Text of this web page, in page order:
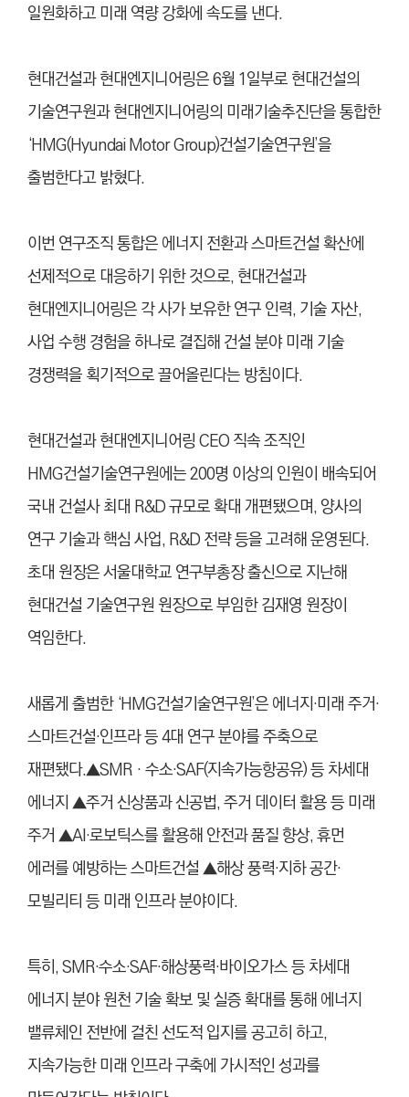
일원화하고 미래 역량 강화에 속도를 낸다.
현대건설과 현대엔지니어링은 6월 1일부로 현대건설의
기술연구원과 현대엔지니어링의 미래기술추진단을 통합한
‘HMG(Hyundai Motor Group)건설기술연구원’을
출범한다고 밝혔다.
이번 연구조직 통합은 에너지 전환과 스마트건설 확산에
선제적으로 대응하기 위한 것으로, 현대건설과
현대엔지니어링은 각 사가 보유한 연구 인력, 기술 자산,
사업 수행 경험을 하나로 결집해 건설 분야 미래 기술
경쟁력을 획기적으로 끌어올린다는 방침이다.
현대건설과 현대엔지니어링 CEO 직속 조직인
HMG건설기술연구원에는 200명 이상의 인원이 배속되어
국내 건설사 최대 R&D 규모로 확대 개편됐으며, 양사의
연구 기술과 핵심 사업, R&D 전략 등을 고려해 운영된다.
초대 원장은 서울대학교 연구부총장 출신으로 지난해
현대건설 기술연구원 원장으로 부임한 김재영 원장이
역임한다.
새롭게 출범한 ‘HMG건설기술연구원’은 에너지·미래 주거·
스마트건설·인프라 등 4대 연구 분야를 주축으로
재편됐다.▲SMR‧수소·SAF(지속가능항공유) 등 차세대
에너지 ▲주거 신상품과 신공법, 주거 데이터 활용 등 미래
주거 ▲AI·로보틱스를 활용해 안전과 품질 향상, 휴먼
에러를 예방하는 스마트건설 ▲해상 풍력·지하 공간·
모빌리티 등 미래 인프라 분야이다.
특히, SMR·수소·SAF·해상풍력·바이오가스 등 차세대
에너지 분야 원천 기술 확보 및 실증 확대를 통해 에너지
밸류체인 전반에 걸친 선도적 입지를 공고히 하고,
지속가능한 미래 인프라 구축에 가시적인 성과를